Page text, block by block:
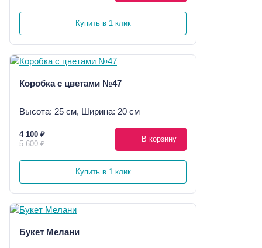
Купить в 1 клик
Коробка с цветами №47
Высота: 25 см, Ширина: 20 см
4 100 ₽
5 600 ₽
В корзину
Купить в 1 клик
Букет Мелани